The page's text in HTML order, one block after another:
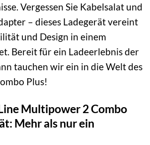
Vergessen Sie Kabelsalat und
– dieses Ladegerät vereint
und Design in einem
Bereit für ein Ladeerlebnis der
tauchen wir ein in die Welt des
Plus!
Multipower 2 Combo
Mehr als nur ein